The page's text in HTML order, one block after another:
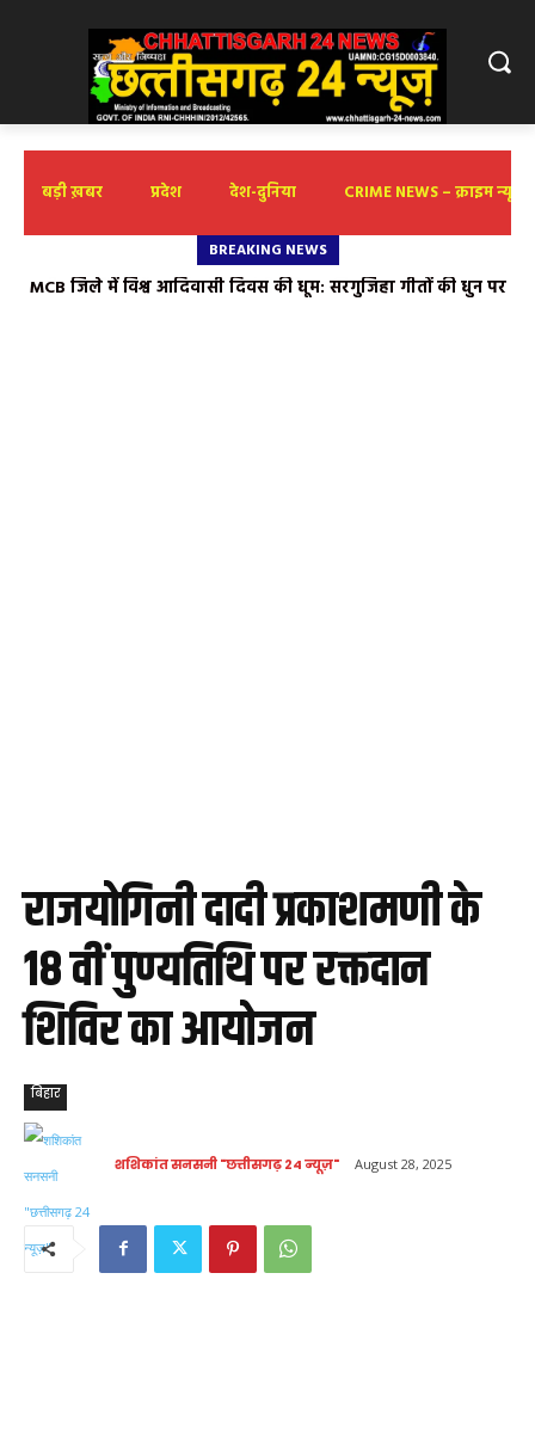
बड़ी ख़बर प्रदेश देश-दुनिया CRIME NEWS – क्राइम न्यूज़
BREAKING NEWS
MCB जिले में विश्व आदिवासी दिवस की धूम: सरगुजिहा गीतों की धुन पर
राजयोगिनी दादी प्रकाशमणी के
18 वीं पुण्यतिथि पर रक्तदान
शिविर का आयोजन
बिहार
शशिकांत सनसनी "छत्तीसगढ़ 24 न्यूज़" August 28, 2025